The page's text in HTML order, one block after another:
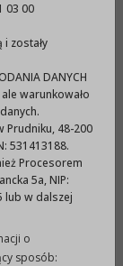
miasta i
- poprzez
na
03 00
zostały
DANYCH
warunkowało
Prudniku, 48-200
531413188.
Procesorem
5a, NIP:
lub w dalszej
o
sposób: